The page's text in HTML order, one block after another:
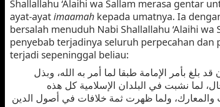
Shallallahu ‘Alaihi wa Sallam merasa gentar
ayat-ayatimaamah kepada umatnya. Ia
bersalah menuduh Nabi Shallallahu ‘Alaihi wa
penyebab terjadinya seluruh perpecahan dan
terjadi sepeninggal beliau:
بلغ بأمر الإمامة طبقا لما أمر به الله، وبذل
لما نشبت في البلدان الإسلامية كل هذه
والمعارك، ولما ظهرت ثمة خلافات في أصول الدين